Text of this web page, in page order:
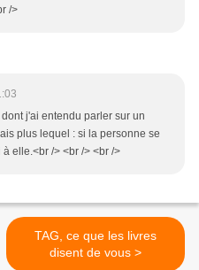
/>
j'ai entendu parler sur un
plus lequel : si la personne se
elle.<br /> <br /> <br />
TAG, ce que les livres
disent de vous >